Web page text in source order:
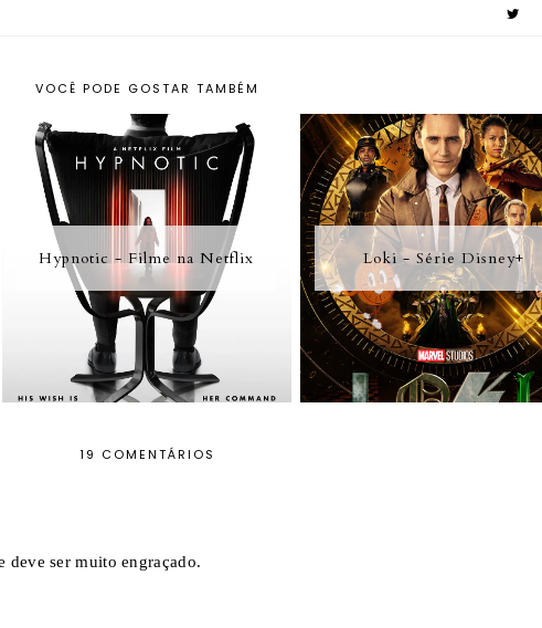
VOCÊ PODE GOSTAR TAMBÉM
Hypnotic - Filme na Netflix Loki - Série Disney+
19 COMENTÁRIOS
deve ser muito engraçado.